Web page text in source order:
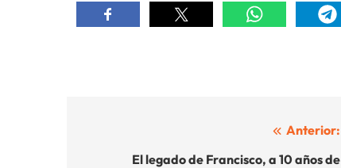
Anterior:
El legado de Francisco, a 10 años de